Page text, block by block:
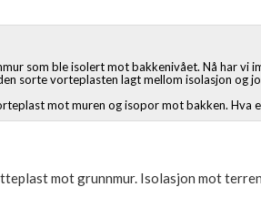
som ble isolert mot bakkenivået. Nå har vi
sorte vorteplasten lagt mellom isolasjon og
mot muren og isopor mot bakken. Hva
mot grunnmur. Isolasjon mot